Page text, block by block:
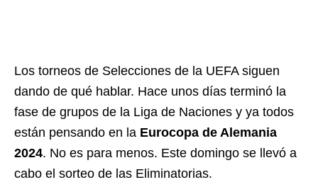
Los torneos de Selecciones de la UEFA siguen
dando de qué hablar. Hace unos días terminó la
fase de grupos de la Liga de Naciones y ya todos
están pensando en la Eurocopa de Alemania
2024. No es para menos. Este domingo se llevó a
cabo el sorteo de las Eliminatorias.